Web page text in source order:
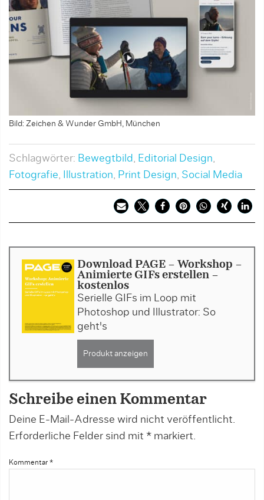
Bild: Zeichen & Wunder GmbH, München
Schlagwörter: Bewegtbild, Editorial Design,
Fotografie, Illustration, Print Design, Social Media
Download PAGE - Workshop -
Animierte GIFs erstellen -
kostenlos
Serielle GIFs im Loop mit
Photoshop und Illustrator: So
geht's
Produkt anzeigen
Schreibe einen Kommentar
Deine E-Mail-Adresse wird nicht veröffentlicht.
Erforderliche Felder sind mit * markiert.
Kommentar *